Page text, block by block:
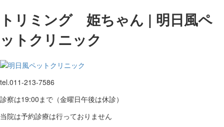
トリミング 姫ちゃん | 明日風ペ
ットクリニック
tel.011-213-7586
診察は19:00まで（金曜日午後は休診）
当院は予約診療は行っておりません